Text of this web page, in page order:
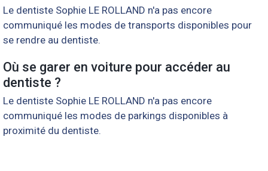
Le dentiste Sophie LE ROLLAND n'a pas encore
communiqué les modes de transports disponibles pour
se rendre au dentiste.
Où se garer en voiture pour accéder au
dentiste ?
Le dentiste Sophie LE ROLLAND n'a pas encore
communiqué les modes de parkings disponibles à
proximité du dentiste.